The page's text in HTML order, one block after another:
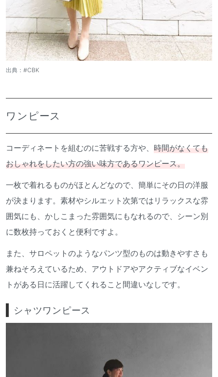
出典： #CBK
ワンピース
コーディネートを組むのに苦戦する方や、 時間がなくても
おしゃれをしたい方の強い味方であるワンピース。
一枚で着れるものがほとんどなので、簡単にその日の洋服
が決まります。素材やシルエット次第ではリラックスな雰
囲気にも、かしこまった雰囲気にもなれるので、シーン別
に数枚持っておくと便利ですよ。
また、サロペットのようなパンツ型のものは動きやすさも
兼ねそろえているため、アウトドアやアクティブなイベン
トがある日に活躍してくれること間違いなしです。
シャツワンピース